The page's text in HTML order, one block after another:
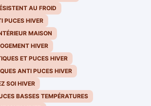
AU FROID
PUCES HIVER
MAISON
HIVER
ET PUCES HIVER
ANTI PUCES HIVER
SOI HIVER
BASSES TEMPÉRATURES